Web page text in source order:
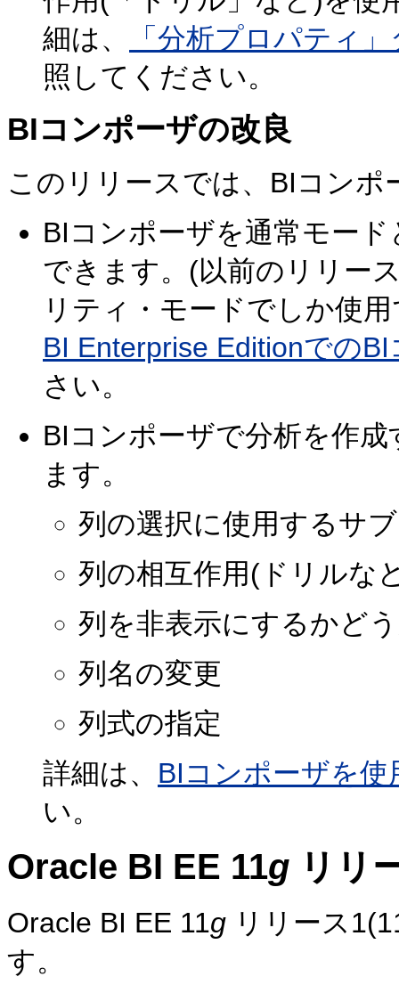
細は、
「分析プロパティ
照してください。
BIコンポーザの改良
このリリースでは、BIコン
BIコンポーザを通常モー
できます。(以前のリリー
リティ・モードでしか使
BI Enterprise Editionでの
さい。
BIコンポーザで分析を作
ます。
列の選択に使用するサ
列の相互作用(ドリルな
列を非表示にするかど
列名の変更
列式の指定
詳細は、 BIコンポーザを
い。
Oracle BI EE 11g リリ
Oracle BI EE 11g リリース
す。